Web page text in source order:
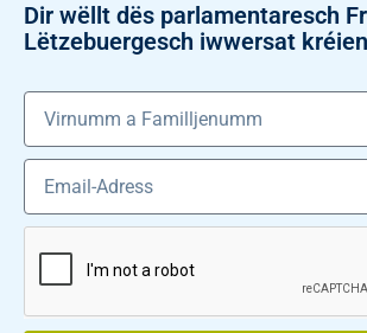
Dir wëllt dës parlamentaresch
Lëtzebuergesch iwwersat